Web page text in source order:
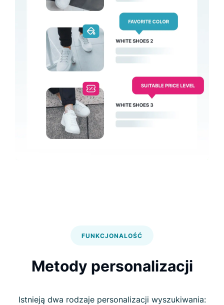
FUNKCJONALOŚĆ
Metody personalizacji
Istnieją dwa rodzaje personalizacji wyszukiwania: